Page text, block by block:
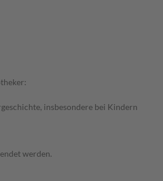
insbesondere bei Kindern
werden.